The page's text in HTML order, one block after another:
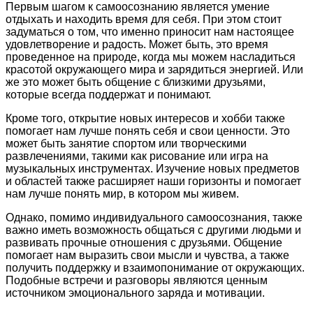
Первым шагом к самоосознанию является умение
отдыхать и находить время для себя. При этом стоит
задуматься о том, что именно приносит нам настоящее
удовлетворение и радость. Может быть, это время
проведенное на природе, когда мы можем насладиться
красотой окружающего мира и зарядиться энергией. Или
же это может быть общение с близкими друзьями,
которые всегда поддержат и понимают.
Кроме того, открытие новых интересов и хобби также
помогает нам лучше понять себя и свои ценности. Это
может быть занятие спортом или творческими
развлечениями, такими как рисование или игра на
музыкальных инструментах. Изучение новых предметов
и областей также расширяет наши горизонты и помогает
нам лучше понять мир, в котором мы живем.
Однако, помимо индивидуального самоосознания, также
важно иметь возможность общаться с другими людьми и
развивать прочные отношения с друзьями. Общение
помогает нам выразить свои мысли и чувства, а также
получить поддержку и взаимопонимание от окружающих.
Подобные встречи и разговоры являются ценным
источником эмоционального заряда и мотивации.